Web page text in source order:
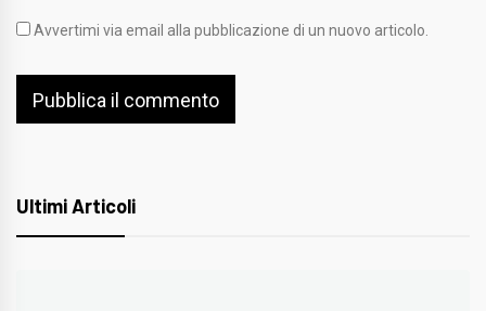
Avvertimi via email alla pubblicazione di un nuovo articolo.
Ultimi Articoli